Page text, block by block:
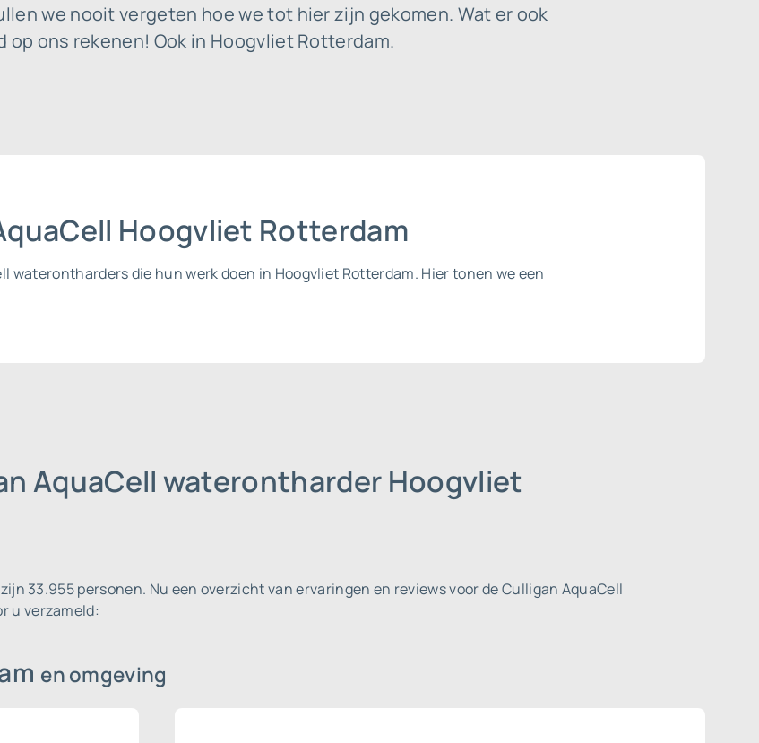
we nooit vergeten hoe we tot hier zijn gekomen. Wat er ook
ons rekenen! Ook in Hoogvliet Rotterdam.
Hoogvliet Rotterdam
waterontharders die hun werk doen in Hoogvliet Rotterdam. Hier tonen we een
AquaCell waterontharder Hoogvliet
33.955 personen. Nu een overzicht van ervaringen en reviews voor de Culligan AquaCell
u verzameld:
en omgeving